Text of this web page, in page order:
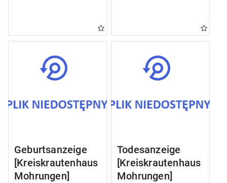
Geburtsanzeige
[Kreiskrautenhaus
Mohrungen]
Todesanzeige
[Kreiskrautenhaus
Mohrungen]